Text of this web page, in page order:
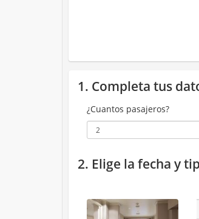
1. Completa tus
¿Cuantos pasajeros?
2. Elige la fecha y